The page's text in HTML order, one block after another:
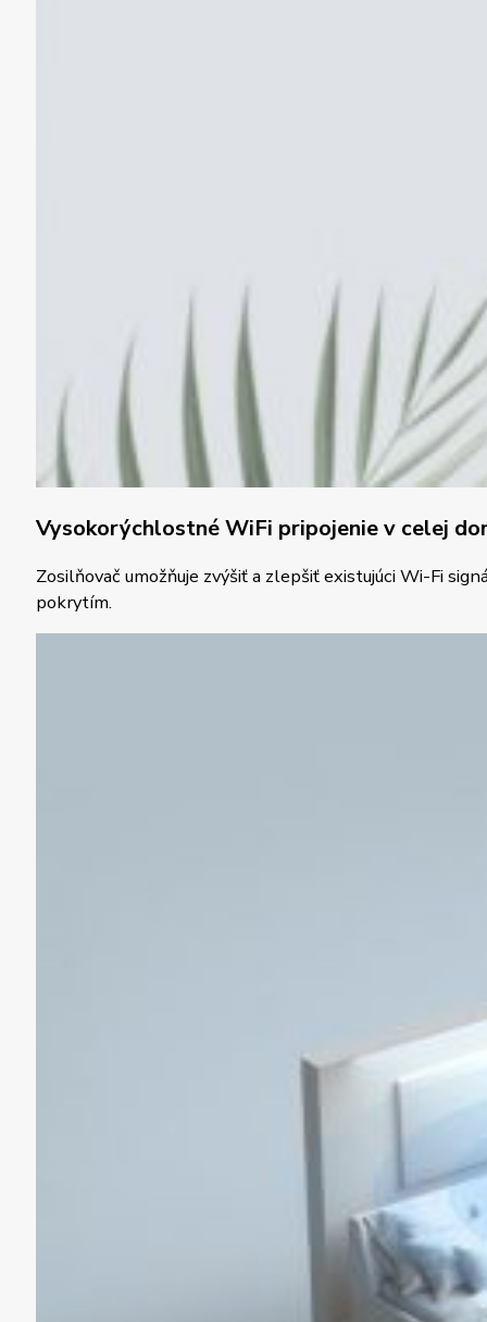
Vysokorýchlostné WiFi pripojenie v celej
Zosilňovač umožňuje zvýšiť a zlepšiť existujúci Wi-Fi
pokrytím.